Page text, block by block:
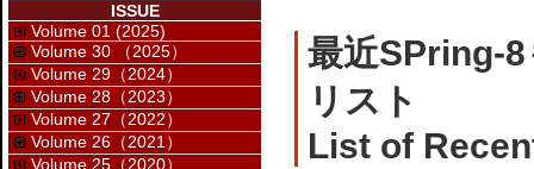
最近SPring-
リスト
List of
ISSUE
Volume 01 (2025)
Volume 30 （2025）
Volume 29（2024）
Volume 28（2023）
Volume 27（2022）
Volume 26（2021）
Volume 25（2020）